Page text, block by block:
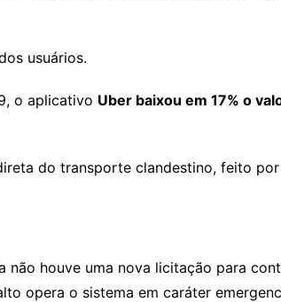
usuários.
o aplicativo Uber baixou em 17% o
do transporte clandestino, feito por
houve uma nova licitação para
opera o sistema em caráter